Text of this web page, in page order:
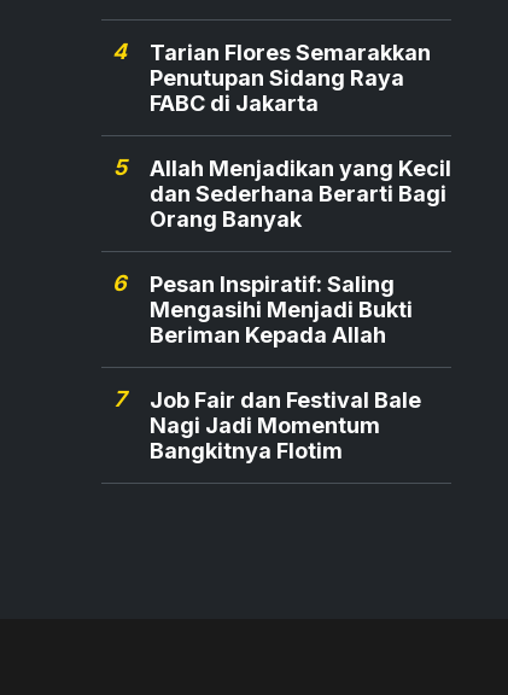
4
Tarian Flores Semarakkan
Penutupan Sidang Raya
FABC di Jakarta
5
Allah Menjadikan yang Kecil
dan Sederhana Berarti Bagi
Orang Banyak
6
Pesan Inspiratif: Saling
Mengasihi Menjadi Bukti
Beriman Kepada Allah
7
Job Fair dan Festival Bale
Nagi Jadi Momentum
Bangkitnya Flotim